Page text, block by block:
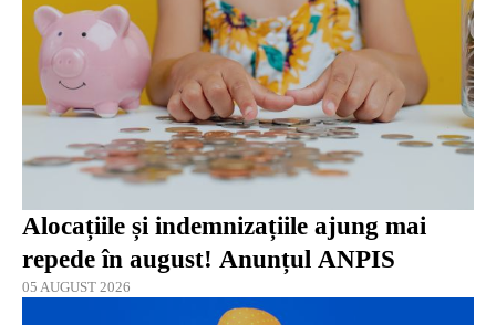
Alocațiile și indemnizațiile ajung mai
repede în august! Anunțul ANPIS
05 AUGUST 2026